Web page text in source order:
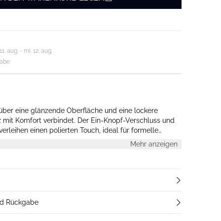
aug. - mi. 12. aug.
eine glänzende Oberfläche und eine lockere
mit Komfort verbindet. Der Ein-Knopf-Verschluss und
einen polierten Touch, ideal für formelle
Mehr anzeigen
Rückgabe